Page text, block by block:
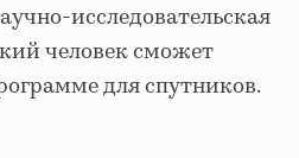
исследовательская
человек сможет
для спутников.